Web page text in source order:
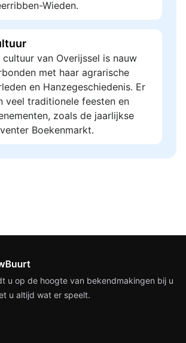
Wieden.
cultuur van Overijssel is nauw
met haar agrarische
en Hanzegeschiedenis. Er
veel traditionele feesten en
zoals de jaarlijkse
Boekenmarkt.
u op de hoogte van bekendmakingen bij u
u altijd wat er speelt.